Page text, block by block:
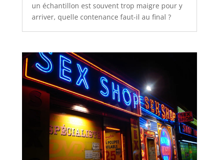
un échantillon est souvent trop maigre pour y
arriver, quelle contenance faut-il au final ?